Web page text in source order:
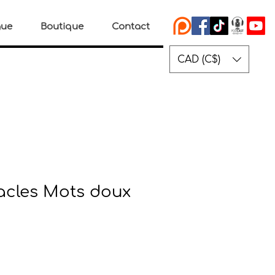
Boutique Contact
CAD (C$)
Mots doux